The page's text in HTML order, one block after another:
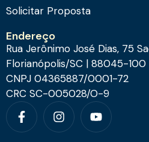
Solicitar Proposta
Endereço
Rua Jerônimo José Dias, 75
Florianópolis/SC | 88045-100
CNPJ 04365887/0001-72
CRC SC-005028/O-9